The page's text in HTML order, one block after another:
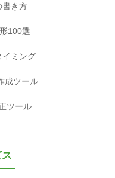
書き方
100選
イミング
成ツール
ツール